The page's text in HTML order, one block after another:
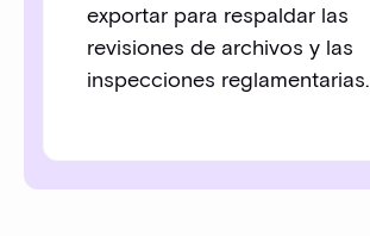
exportar para respaldar las
revisiones de archivos y las
inspecciones reglamentarias.